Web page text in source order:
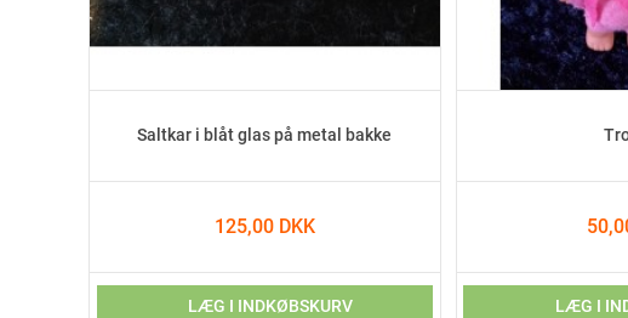
Saltkar i blåt glas på metal bakke
125,00 DKK
LÆG I INDKØBSKURV LÆG I